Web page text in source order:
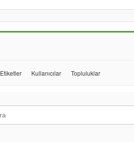
Etiketler Kullanıcılar Topluluklar